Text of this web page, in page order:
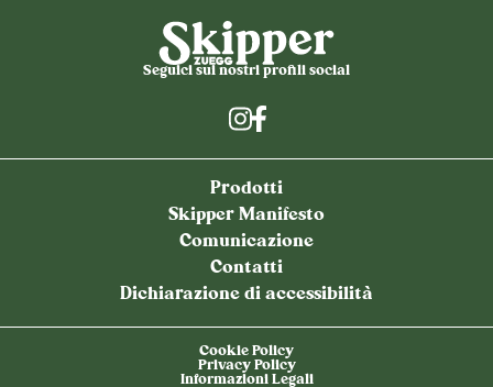
Seguici sui nostri profili social
Prodotti
Skipper Manifesto
Comunicazione
Contatti
Dichiarazione di accessibilità
Cookie Policy
Privacy Policy
Informazioni Legali